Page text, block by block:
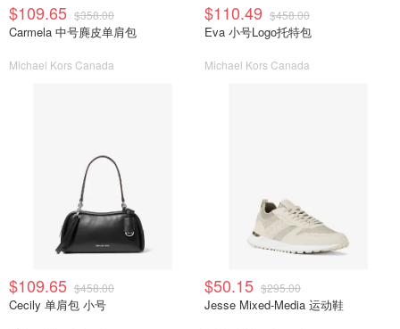
$109.65 $358.00
Carmela 中号麂皮单肩包
Michael Kors Canada
$110.49 $458.00
Eva 小号Logo托特包
Michael Kors Canada
$109.65 $458.00
Cecily 单肩包 小号
$50.15 $295.00
Jesse Mixed-Media 运动鞋